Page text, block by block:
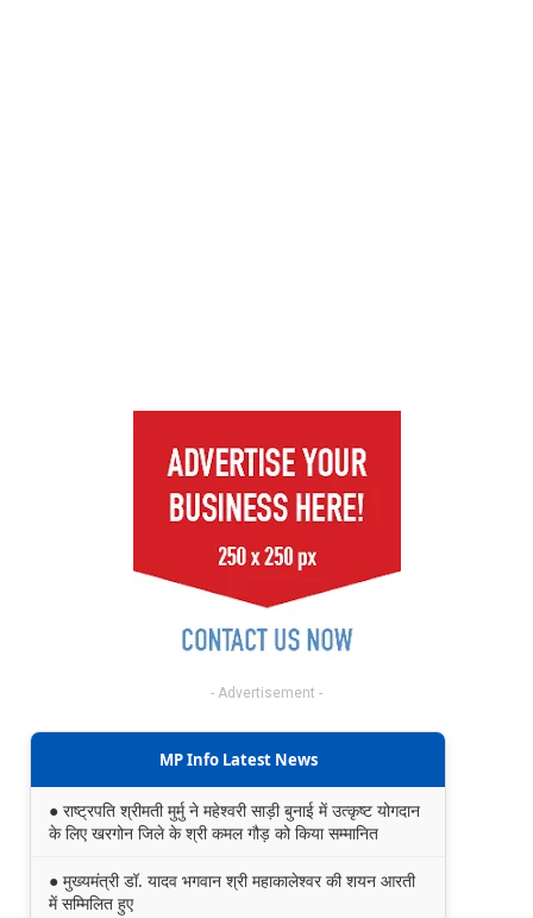
- Advertisement -
MP Info Latest News
● राष्ट्रपति श्रीमती मुर्मु ने महेश्वरी साड़ी बुनाई में उत्कृष्ट योगदान
के लिए खरगोन जिले के श्री कमल गौड़ को किया सम्मानित
● मुख्यमंत्री डॉ. यादव भगवान श्री महाकालेश्‍वर की शयन आरती
में सम्मिलित हुए